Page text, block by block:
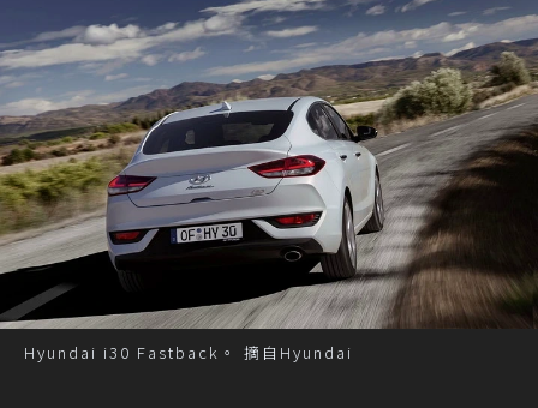
Hyundai i30 Fastback。 摘自Hyundai